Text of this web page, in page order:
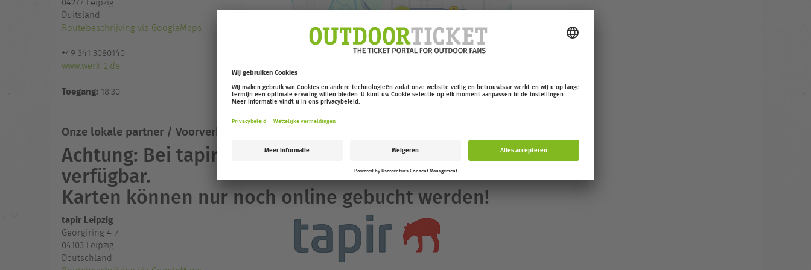
Duitsland
Routebeschrijving via GoogleMaps
+49 341 3080140
www.werk-2.de
Toegang: 18:30
Onze lokale partner / Voorverkoopadres
Achtung: Bei tapir sind keine Tickets mehr
verfügbar.
Karten können nur noch online gebucht werden!
tapir Leipzig
Georgiring 4-7
04103 Leipzig
Deutschland